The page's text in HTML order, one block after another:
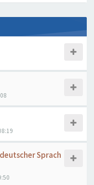
Sprach